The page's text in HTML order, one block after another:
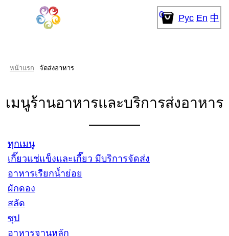
0 Рус En 中
หน้าแรก จัดส่งอาหาร
เมนูร้านอาหารและบริการส่งอาหาร
ทุกเมนู
เกี๊ยวแช่แข็งและเกี๊ยว มีบริการจัดส่ง
อาหารเรียกน้ำย่อย
ผักดอง
สลัด
ซุป
อาหารจานหลัก